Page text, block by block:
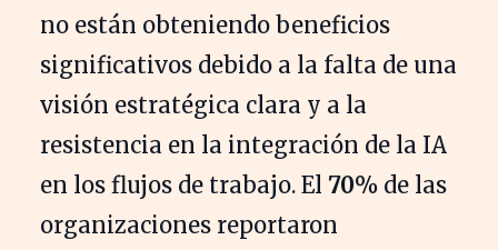
no están obteniendo beneficios
significativos debido a la falta de una
visión estratégica clara y a la
resistencia en la integración de la IA
en los flujos de trabajo. El 70% de las
organizaciones reportaron